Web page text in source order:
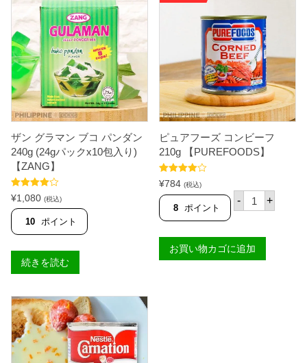
ー
リ
ョ
ス
（
バ
ル
キ
ー
ジ
ョ
チ
ョ
コ
A
G
U
I
L
す
。
ョ
ス
（
バ
ル
キ
ー
ジ
ョ
）
ミ
ル
ク
味
ィ
ッ
ク
5
g
ザン グラマン ブコ パンダン
240g (24gパックx10包入り)
【ZANG】
5段階中
4.50の評価
¥1,080 (税込)
10 ポイント
続きを読む
ピュアフーズ コンビーフ
210g 【PUREFOODS】
5段階中
4.60 の評価
¥784 (税込)
8 ポイント
- ピ
ュ
ー
ズ
コ
+
お買い物カゴに追加